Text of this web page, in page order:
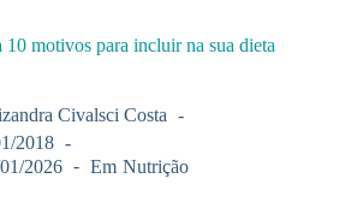
motivos para incluir na sua dieta
Civalsci Costa
2018
2026 Em Nutrição